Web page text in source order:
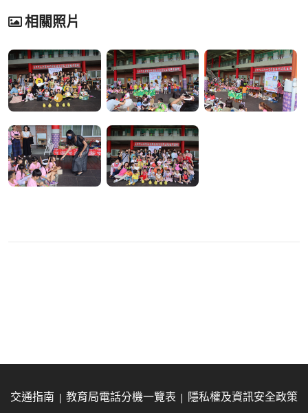
相關照片
交通指南 教育局電話分機一覽表 隱私權及資訊安全政策